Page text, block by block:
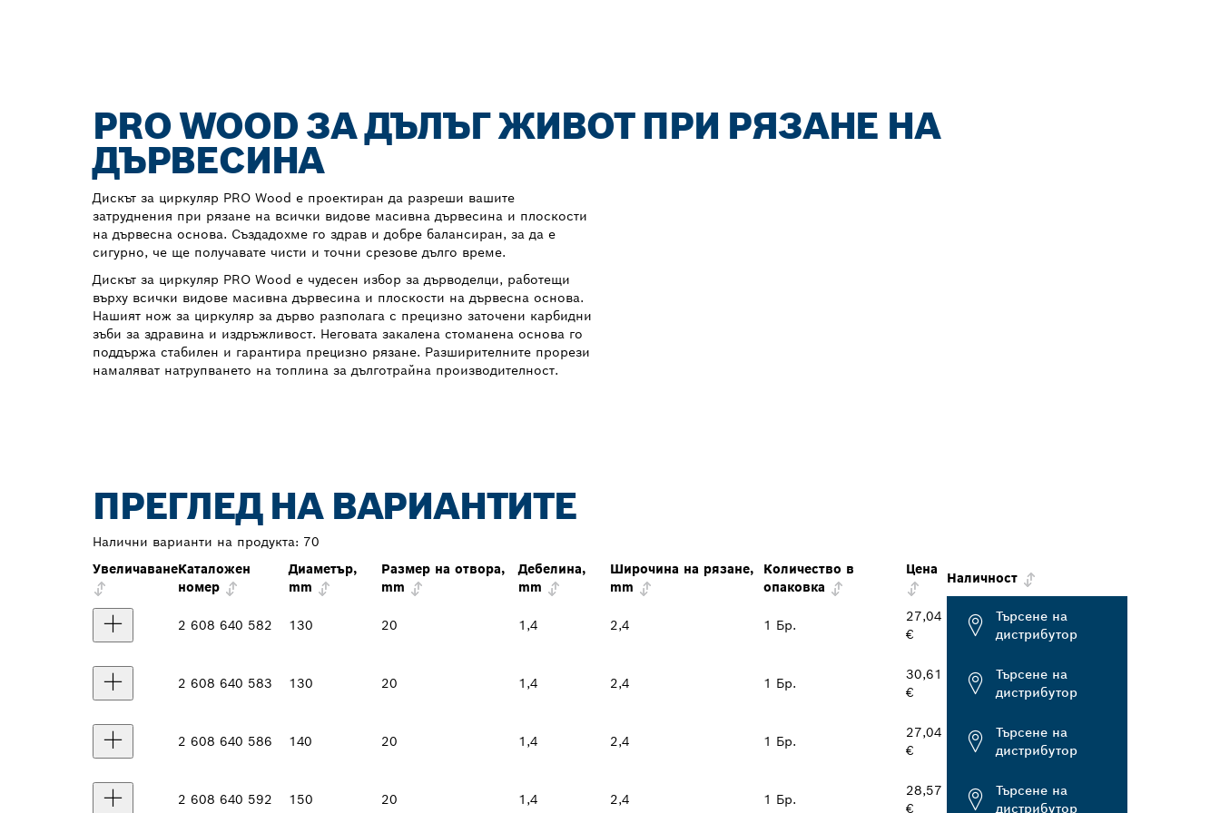
PRO WOOD ЗА ДЪЛЪГ ЖИВОТ ПРИ РЯЗАНЕ НА
ДЪРВЕСИНА
Дискът за циркуляр PRO Wood е проектиран да разреши вашите
затруднения при рязане на всички видове масивна дървесина и плоскости
на дървесна основа. Създадохме го здрав и добре балансиран, за да е
сигурно, че ще получавате чисти и точни срезове дълго време.
Дискът за циркуляр PRO Wood е чудесен избор за дърводелци, работещи
върху всички видове масивна дървесина и плоскости на дървесна основа.
Нашият нож за циркуляр за дърво разполага с прецизно заточени карбидни
зъби за здравина и издръжливост. Неговата закалена стоманена основа го
поддържа стабилен и гарантира прецизно рязане. Разширителните прорези
намаляват натрупването на топлина за дълготрайна производителност.
ПРЕГЛЕД НА ВАРИАНТИТЕ
Налични варианти на продукта: 70
УвеличаванеКаталожен
номер
Диаметър,
mm
Размер на отвора,
mm
Дебелина,
mm
Широчина на рязане,
mm
Количество в
опаковка
Цена
Наличност
2 608 640 582 130 20 1,4 2,4 1 Бр.
27,04
€
Търсене на
дистрибутор
2 608 640 583 130 20 1,4 2,4 1 Бр.
30,61
€
Търсене на
дистрибутор
2 608 640 586 140 20 1,4 2,4 1 Бр.
27,04
€
Търсене на
дистрибутор
2 608 640 592 150 20 1,4 2,4 1 Бр.
28,57
€
Търсене на
дистрибутор